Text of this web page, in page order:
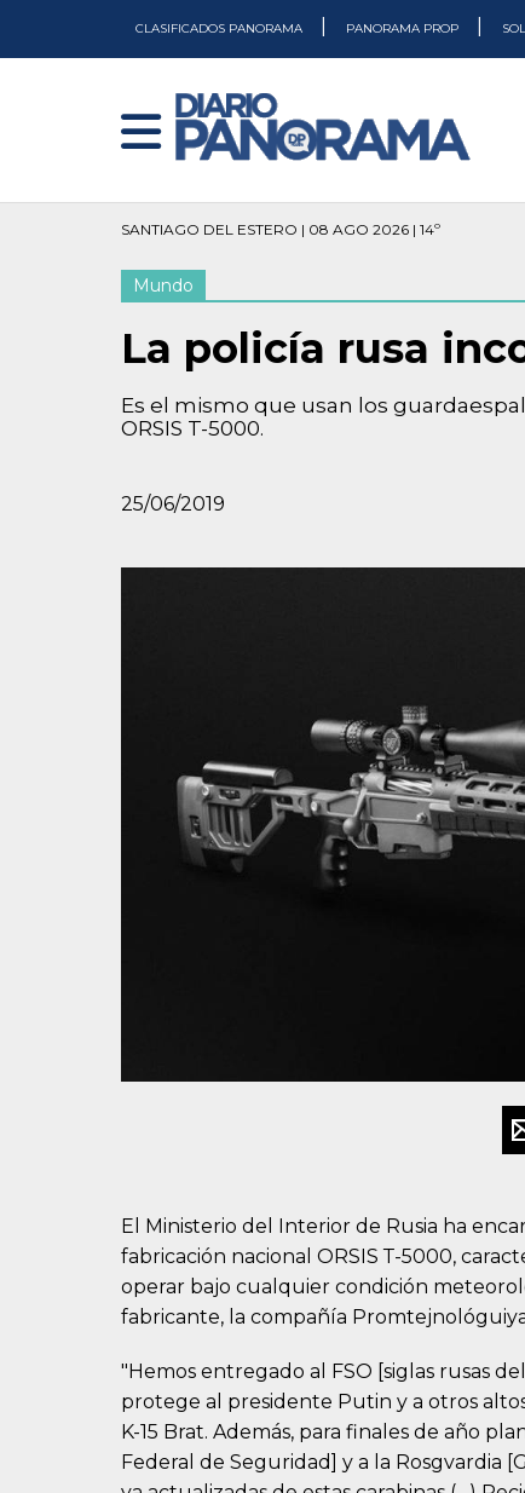
CLASIFICADOS PANORAMA PANORAMA PROP
SANTIAGO DEL ESTERO | 08 AGO 2026 | 14º
Mundo
La policía rusa
Es el mismo que usan los
ORSIS T-5000.
25/06/2019
El Ministerio del Interior de Rusia ha
fabricación nacional ORSIS Т-5000,
operar bajo cualquier condición
fabricante, la compañía
"Hemos entregado al FSO [siglas rusas
protege al presidente Putin y a otros
K-15 Brat. Además, para finales de año
Federal de Seguridad] y a la Rosgvardia